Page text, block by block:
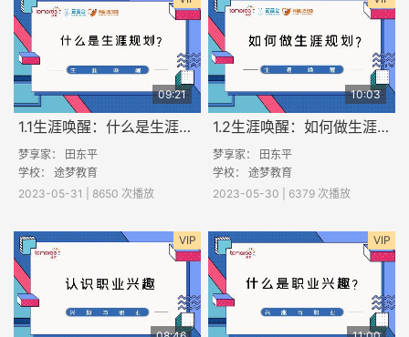
09:21
1.1生涯唤醒：什么是生涯规划？
梦享家： 田东平
学校： 途梦教育
2023-05-31 | 8650 次播放
10:03
1.2生涯唤醒：如何做生涯规划？
梦享家： 田东平
学校： 途梦教育
2023-05-30 | 6379 次播放
VIP VIP